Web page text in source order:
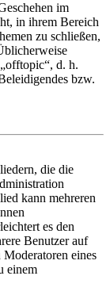
im
in ihrem Bereich
zu schließen,
d. h.
bzw.
die die
kann mehreren
es den
Benutzer auf
eines
einem